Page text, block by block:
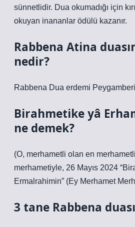
sünnetlidir. Dua okumadığı için
okuyan inananlar ödülü kazanır.
Rabbena Atina
nedir?
Rabbena Dua erdemi
Birahmetike yâ
ne demek?
(O, merhametli olan en merhametli
merhametiyle, 26 Mayıs 2024
Ermalrahimin” (Ey Merhamet
3 tane Rabbena